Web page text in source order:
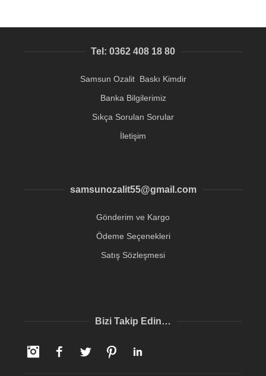
Tel: 0362 408 18 80
Samsun Ozalit Baskı Kimdir
Banka Bilgilerimiz
Sıkça Sorulan Sorular
İletişim
samsunozalit55@gmail.com
Gönderim ve Kargo
Ödeme Seçenekleri
Satış Sözleşmesi
Bizi Takip Edin…
InstagramFacebookTwitter Pinterest